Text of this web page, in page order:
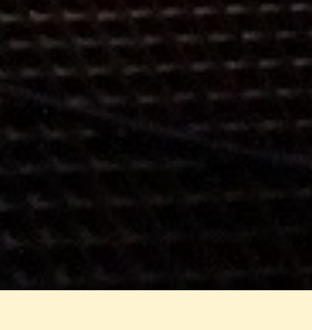
ersten Fremdsprache (Englisch oder
Französisch). Die Tests sind nicht
benotet und dienen als diagnostisches
Feedback für Schulen, Lehrkräfte und die
der Schülerinnen und Schüler mit Blick
auf die nationalen Bildungsstandards zu
ermitteln.